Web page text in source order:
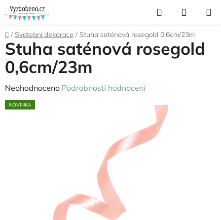
Přejít
na
obsah
Hledat
KOŠÍK
Domů
/ Svatební dekorace / Stuha saténová rosegold 0,6cm/23m
Stuha saténová rosegold
0,6cm/23m
Průměrné
hodnocení
Neohodnoceno Podrobnosti hodnocení
NOVINKA